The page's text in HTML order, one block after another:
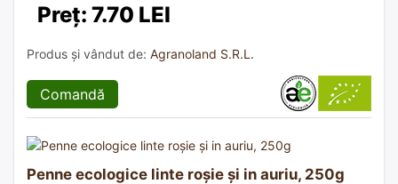
Preț: 7.70 LEI
Produs și vândut de: Agranoland S.R.L.
Comandă
Penne ecologice linte roșie și in auriu, 250g